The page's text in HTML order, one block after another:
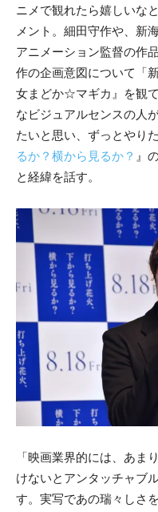
ニメで観れたら嬉しいな
メント。細田守作や、新
アニメーション監督の作
作の企画意図について「
女まどか☆マギカ』を観
なビジュアルセンスの人
たいと思い、ずっとやり
るか？横から見るか？ 』
と経緯を話す。
「映画業界的には、あま
けないとアンタッチャブ
す。実写であの瑞々しさ